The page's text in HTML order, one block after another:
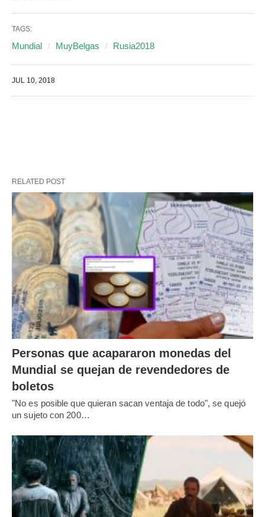
TAGS:
Mundial MuyBelgas Rusia2018
JUL 10, 2018
RELATED POST
Personas que acapararon monedas del
Mundial se quejan de revendedores de
boletos
"No es posible que quieran sacan ventaja de todo", se quejó
un sujeto con 200…